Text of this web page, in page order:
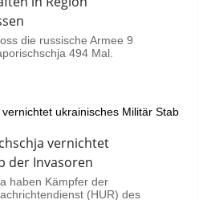
die russische Armee 9
494 Mal.
vernichtet
der Invasoren
haben Kämpfer der
(HUR) des